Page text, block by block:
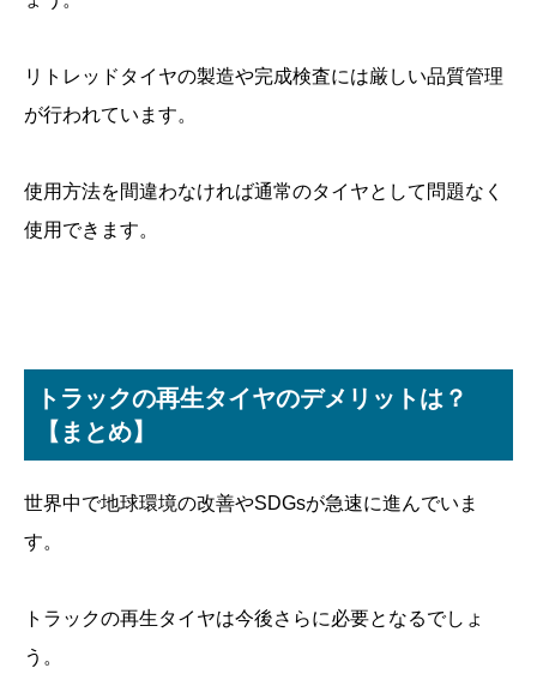
リトレッドタイヤの製造や完成検査には厳しい品質管理
が行われています。
使用方法を間違わなければ通常のタイヤとして問題なく
使用できます。
トラックの再生タイヤのデメリットは？
【まとめ】
世界中で地球環境の改善やSDGsが急速に進んでいま
す。
トラックの再生タイヤは今後さらに必要となるでしょ
う。